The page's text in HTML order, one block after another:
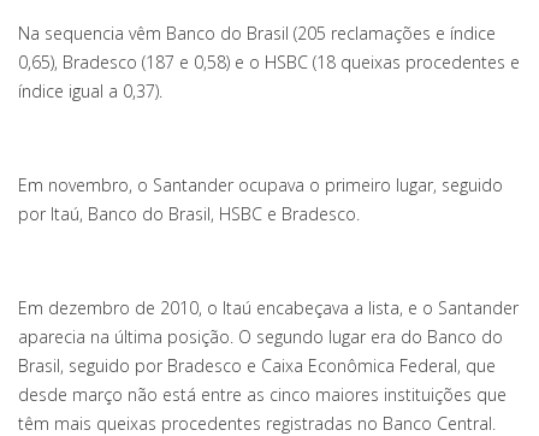
Na sequencia vêm Banco do Brasil (205 reclamações e índice
0,65), Bradesco (187 e 0,58) e o HSBC (18 queixas procedentes e
índice igual a 0,37).
Em novembro, o Santander ocupava o primeiro lugar, seguido
por Itaú, Banco do Brasil, HSBC e Bradesco.
Em dezembro de 2010, o Itaú encabeçava a lista, e o Santander
aparecia na última posição. O segundo lugar era do Banco do
Brasil, seguido por Bradesco e Caixa Econômica Federal, que
desde março não está entre as cinco maiores instituições que
têm mais queixas procedentes registradas no Banco Central.